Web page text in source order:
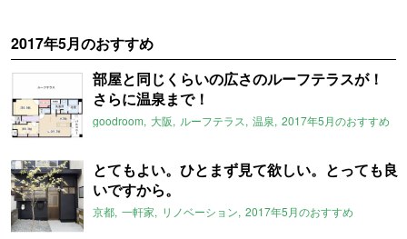
2017年5月のおすすめ
部屋と同じくらいの広さのルーフテラスが！
さらに温泉まで！
goodroom 大阪 ルーフテラス 温泉 2017年5月のおすすめ
とてもよい。ひとまず見て欲しい。とっても良
いですから。
京都 一軒家 リノベーション 2017年5月のおすすめ